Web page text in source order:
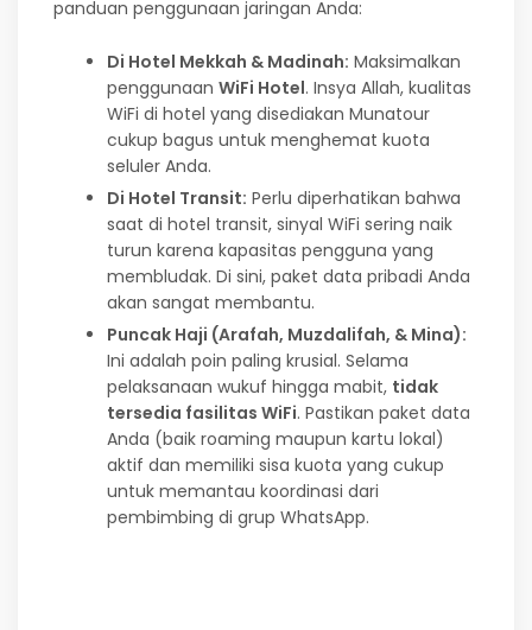
panduan penggunaan jaringan Anda:
Di Hotel Mekkah & Madinah: Maksimalkan
penggunaan WiFi Hotel. Insya Allah, kualitas
WiFi di hotel yang disediakan Munatour
cukup bagus untuk menghemat kuota
seluler Anda.
Di Hotel Transit: Perlu diperhatikan bahwa
saat di hotel transit, sinyal WiFi sering naik
turun karena kapasitas pengguna yang
membludak. Di sini, paket data pribadi Anda
akan sangat membantu.
Puncak Haji (Arafah, Muzdalifah, & Mina):
Ini adalah poin paling krusial. Selama
pelaksanaan wukuf hingga mabit, tidak
tersedia fasilitas WiFi. Pastikan paket data
Anda (baik roaming maupun kartu lokal)
aktif dan memiliki sisa kuota yang cukup
untuk memantau koordinasi dari
pembimbing di grup WhatsApp.